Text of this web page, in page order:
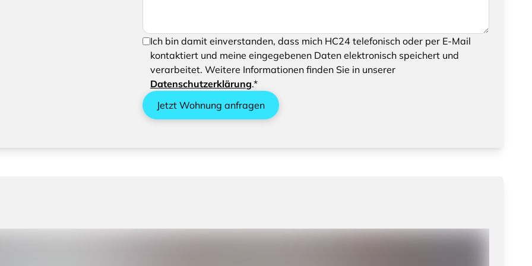
Um Ihre Anfrage senden zu können, bestätigen Sie bitte das Speichern und
Verarbeiten Ihrer eingegebenen Daten
Ich bin damit einverstanden, dass mich HC24 telefonisch oder per E-Mail
kontaktiert und meine eingegebenen Daten elektronisch speichert und
verarbeitet. Weitere Informationen finden Sie in unserer
Datenschutzerklärung.*
Jetzt Wohnung anfragen